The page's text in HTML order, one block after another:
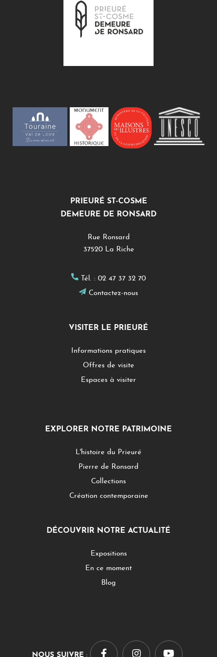
PRIEURÉ ST-COSME
DEMEURE DE RONSARD
Rue Ronsard
37520 La Riche
Tél. : 02 47 37 32 70
Contactez-nous
VISITER LE PRIEURÉ
Informations pratiques
Offres de visite
Espaces à visiter
EXPLORER NOTRE PATRIMOINE
L'histoire du Prieuré
Pierre de Ronsard
Collections
Création contemporaine
DÉCOUVRIR NOTRE ACTUALITÉ
Expositions
En ce moment
Blog
NOUS SUIVRE :